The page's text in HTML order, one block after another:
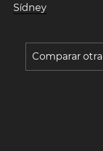
Sídney
Comparar otra